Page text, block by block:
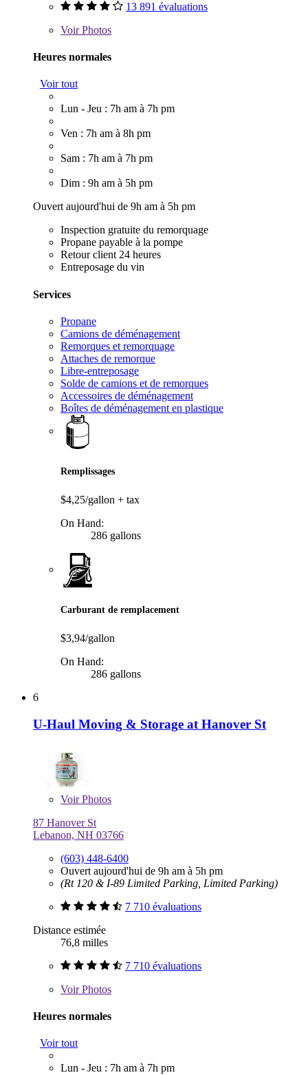
13 891 évaluations
VoirPhotos
Heures normales
Voir tout
Lun - Jeu : 7h am à 7h pm
Ven : 7h am à 8h pm
Sam : 7h am à 7h pm
Dim : 9h am à 5h pm
Ouvert aujourd'hui de 9h am à 5h pm
Inspection gratuite du remorquage
Propane payable à la pompe
Retour client 24 heures
Entreposage du vin
Services
Propane
Camions de déménagement
Remorques et remorquage
Attaches de remorque
Libre-entreposage
Solde de camions et de remorques
Accessoires de déménagement
Boîtes de déménagement en plastique
Remplissages
$4,25/gallon + tax
On Hand:
286 gallons
Carburant de remplacement
$3,94/gallon
On Hand:
286 gallons
6
U-Haul Moving & Storage at Hanover St
VoirPhotos
87 Hanover St
Lebanon, NH 03766
(603) 448-6400
Ouvert aujourd'hui de 9h am à 5h pm
(Rt 120 & I-89 Limited Parking, Limited Parking)
7 710 évaluations
Distance estimée
76,8 milles
7 710 évaluations
VoirPhotos
Heures normales
Voir tout
Lun - Jeu : 7h am à 7h pm